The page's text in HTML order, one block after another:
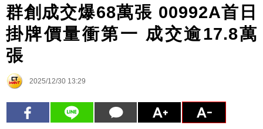
群創成交爆68萬張 00992A首日
掛牌價量衝第一 成交逾17.8萬
張
2025/12/30 13:29